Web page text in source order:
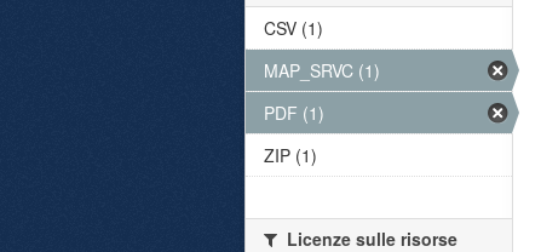
CSV (1)
MAP_SRVC (1)
PDF (1)
ZIP (1)
Licenze sulle risorse